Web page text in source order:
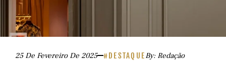
25 De Fevereiro De 2025 #DESTAQUEBy: Redação